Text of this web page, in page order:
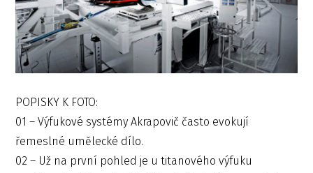
POPISKY K FOTO:
01 – Výfukové systémy Akrapovič často evokují
řemeslné umělecké dílo.
02 – Už na první pohled je u titanového výfuku